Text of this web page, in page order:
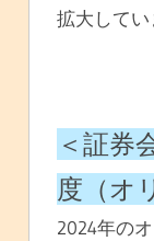
拡大してい
＜証券
度（オ
2024年の